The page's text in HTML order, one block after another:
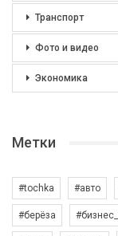
Транспорт
Фото и видео
Экономика
Метки
#tochka #авто
#берёза